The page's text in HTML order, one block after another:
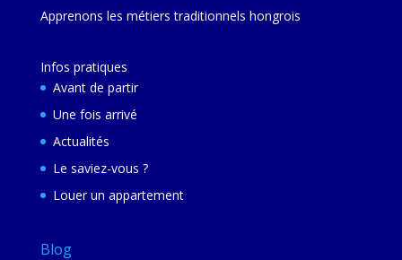
Apprenons les métiers traditionnels hongrois
Infos pratiques
Avant de partir
Une fois arrivé
Actualités
Le saviez-vous ?
Louer un appartement
Blog